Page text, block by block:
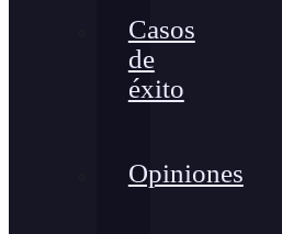
Casos
de
éxito
Opiniones